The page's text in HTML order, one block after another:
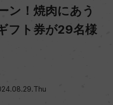
ン！焼肉にあう
フト券が29名様